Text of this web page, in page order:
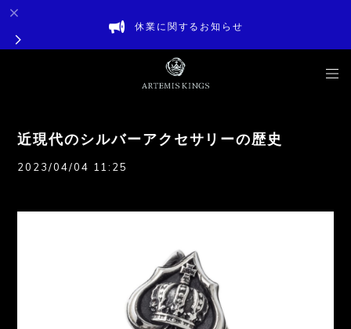
休業に関するお知らせ
近現代のシルバーアクセサリーの歴史
2023/04/04 11:25